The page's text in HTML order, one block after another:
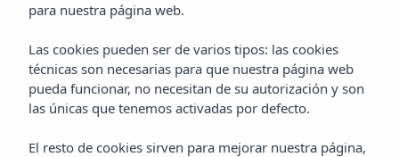
APARTAMENTOS VIBRA TROPICAL GARDEN
para nuestra página web.
Las cookies pueden ser de varios tipos: las cookies
técnicas son necesarias para que nuestra página web
pueda funcionar, no necesitan de su autorización y son
las únicas que tenemos activadas por defecto.
El resto de cookies sirven para mejorar nuestra página,